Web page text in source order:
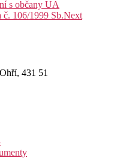
s občany UA
č. 106/1999 Sb.Next
431 51